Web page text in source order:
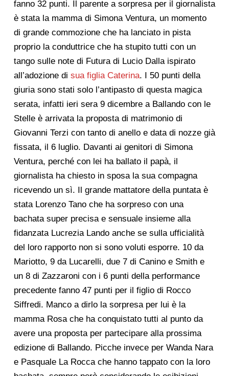
fanno 32 punti. Il parente a sorpresa per il giornalista
è stata la mamma di Simona Ventura, un momento
di grande commozione che ha lanciato in pista
proprio la conduttrice che ha stupito tutti con un
tango sulle note di Futura di Lucio Dalla ispirato
all’adozione di sua figlia Caterina. I 50 punti della
giuria sono stati solo l’antipasto di questa magica
serata, infatti ieri sera 9 dicembre a Ballando con le
Stelle è arrivata la proposta di matrimonio di
Giovanni Terzi con tanto di anello e data di nozze già
fissata, il 6 luglio. Davanti ai genitori di Simona
Ventura, perché con lei ha ballato il papà, il
giornalista ha chiesto in sposa la sua compagna
ricevendo un sì. Il grande mattatore della puntata è
stata Lorenzo Tano che ha sorpreso con una
bachata super precisa e sensuale insieme alla
fidanzata Lucrezia Lando anche se sulla ufficialità
del loro rapporto non si sono voluti esporre. 10 da
Mariotto, 9 da Lucarelli, due 7 di Canino e Smith e
un 8 di Zazzaroni con i 6 punti della performance
precedente fanno 47 punti per il figlio di Rocco
Siffredi. Manco a dirlo la sorpresa per lui è la
mamma Rosa che ha conquistato tutti al punto da
avere una proposta per partecipare alla prossima
edizione di Ballando. Picche invece per Wanda Nara
e Pasquale La Rocca che hanno tappato con la loro